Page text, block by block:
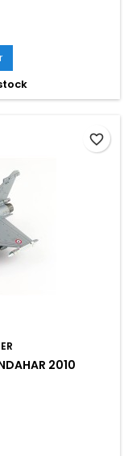
2010
favorite_border